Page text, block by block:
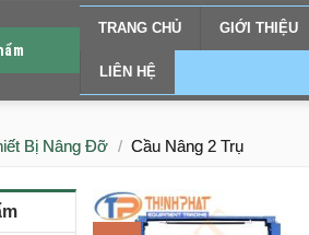
TRANG CHỦ GIỚI THIỆU
LIÊN HỆ
Bị Nâng Đỡ / Cầu Nâng 2 Trụ